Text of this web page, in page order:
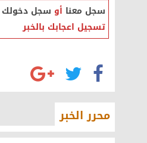
سجل معنا أو سجل دخولك
تسجيل اعجابك بالخبر
محرر الخبر